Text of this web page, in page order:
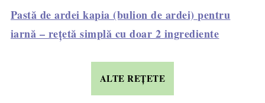
Pastă de ardei kapia (bulion de ardei) pentru
iarnă – rețetă simplă cu doar 2 ingrediente
ALTE REȚETE